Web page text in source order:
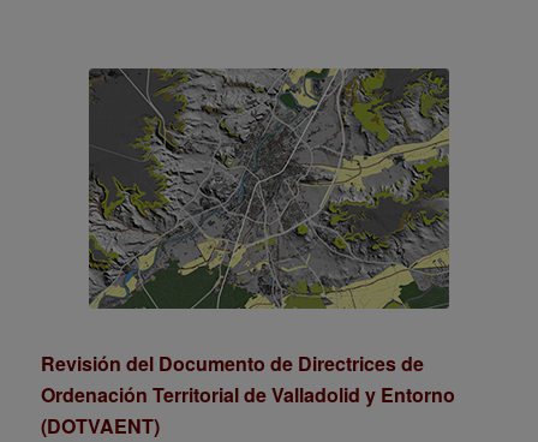
Revisión del Documento de Directrices de
Ordenación Territorial de Valladolid y Entorno
(DOTVAENT)